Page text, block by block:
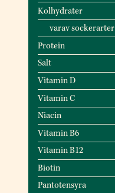
Kolhydrater
varav sockerarter
Protein
Salt
Vitamin D
Vitamin C
Niacin
Vitamin B6
Vitamin B12
Biotin
Pantotensyra